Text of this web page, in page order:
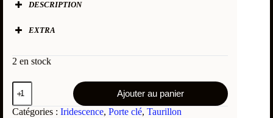
DESCRIPTION
Cuir (double face) :
Accessoire :
Logos :
EXTRA
2 en stock
Ajouter au panier
Catégories : Iridescence, Porte clé, Taurillon